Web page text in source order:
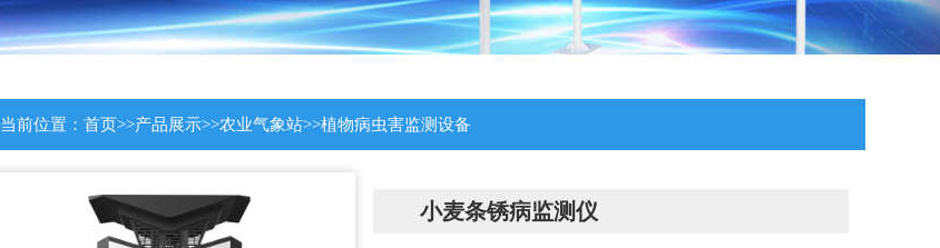
当前位置：首页>>产品展示>>农业气象站>>植物病虫害监测设备
小麦条锈病监测仪